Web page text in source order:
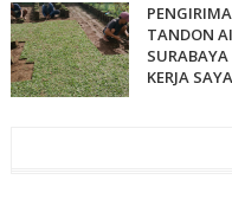
TANDON
KERJA